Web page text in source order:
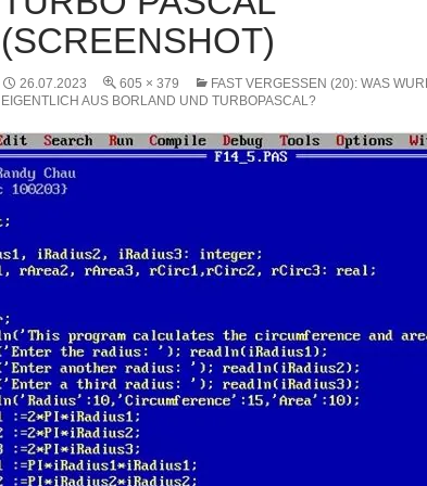
(SCREENSHOT)
26.07.2023 605 × 379
FAST VERGESSEN (20): WAS
EIGENTLICH AUS BORLAND UND TURBOPASCAL?